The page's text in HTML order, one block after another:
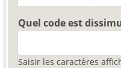
Quel code est
Saisir les caractères